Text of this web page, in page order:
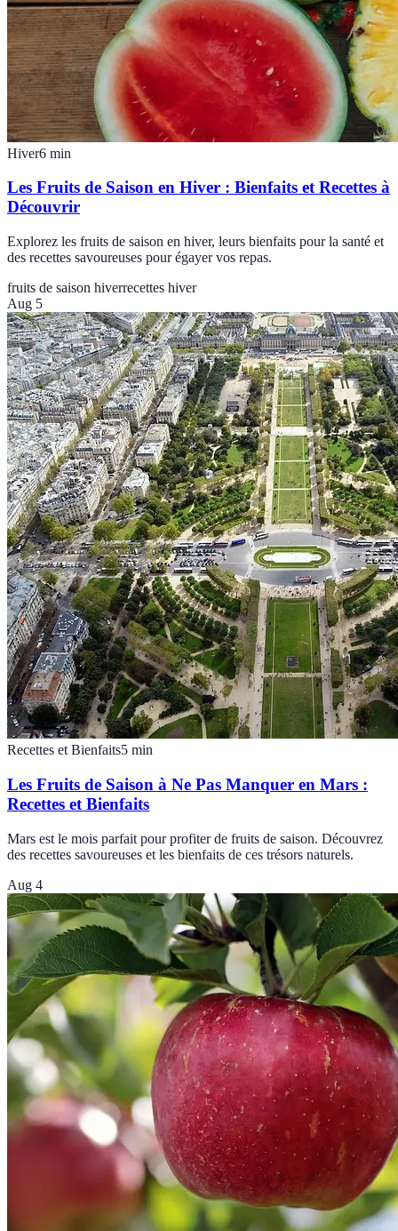
Hiver6 min
Les Fruits de Saison en Hiver : Bienfaits et Recettes à
Découvrir
Explorez les fruits de saison en hiver, leurs bienfaits pour la santé et
des recettes savoureuses pour égayer vos repas.
fruits de saison hiverrecettes hiver
Aug 5
Recettes et Bienfaits5 min
Les Fruits de Saison à Ne Pas Manquer en Mars :
Recettes et Bienfaits
Mars est le mois parfait pour profiter de fruits de saison. Découvrez
des recettes savoureuses et les bienfaits de ces trésors naturels.
Aug 4